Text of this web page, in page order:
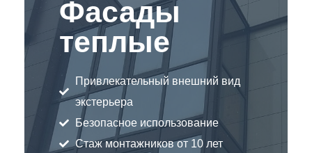
Фасады
теплые
Привлекательный внешний вид
экстерьера
Безопасное использование
Стаж монтажников от 10 лет